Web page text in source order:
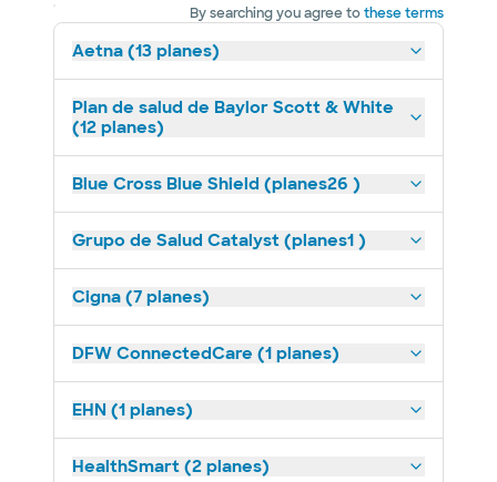
By searching you agree tothese terms
Aetna (13 planes)
Plan de salud de Baylor Scott & White
(12 planes)
Blue Cross Blue Shield (planes26 )
Grupo de Salud Catalyst (planes1 )
Cigna (7 planes)
DFW ConnectedCare (1 planes)
EHN (1 planes)
HealthSmart (2 planes)